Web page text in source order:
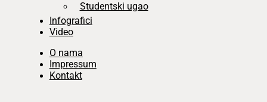
Studentski ugao
Infografici
Video
O nama
Impressum
Kontakt